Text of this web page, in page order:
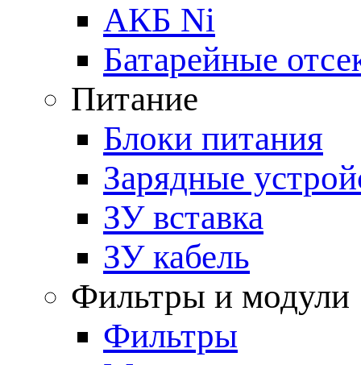
АКБ Ni
Батарейные
Питание
Блоки питания
Зарядные
ЗУ вставка
ЗУ кабель
Фильтры и модули
Фильтры